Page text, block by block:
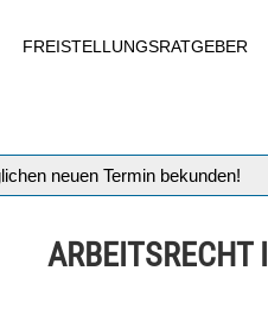
FREISTELLUNGSRATGEBER
neuen Termin bekunden!
ARBEITSRECHT I